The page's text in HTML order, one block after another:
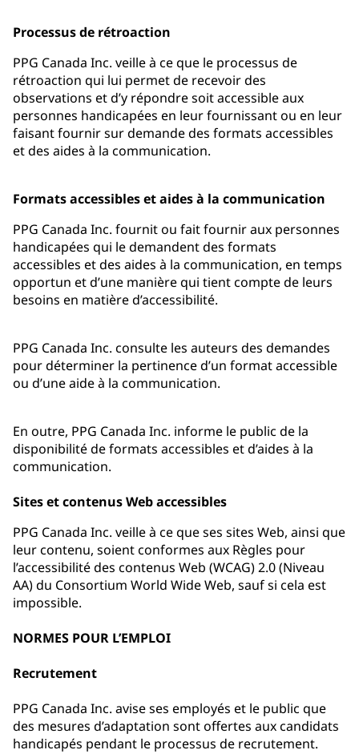
Processus de rétroaction
PPG Canada Inc. veille à ce que le processus de
rétroaction qui lui permet de recevoir des
observations et d’y répondre soit accessible aux
personnes handicapées en leur fournissant ou en leur
faisant fournir sur demande des formats accessibles
et des aides à la communication.
Formats accessibles et aides à la communication
PPG Canada Inc. fournit ou fait fournir aux personnes
handicapées qui le demandent des formats
accessibles et des aides à la communication, en temps
opportun et d’une manière qui tient compte de leurs
besoins en matière d’accessibilité.
PPG Canada Inc. consulte les auteurs des demandes
pour déterminer la pertinence d’un format accessible
ou d’une aide à la communication.
En outre, PPG Canada Inc. informe le public de la
disponibilité de formats accessibles et d’aides à la
communication.
Sites et contenus Web accessibles
PPG Canada Inc. veille à ce que ses sites Web, ainsi que
leur contenu, soient conformes aux Règles pour
l’accessibilité des contenus Web (WCAG) 2.0 (Niveau
AA) du Consortium World Wide Web, sauf si cela est
impossible.
NORMES POUR L’EMPLOI
Recrutement
PPG Canada Inc. avise ses employés et le public que
des mesures d’adaptation sont offertes aux candidats
handicapés pendant le processus de recrutement.